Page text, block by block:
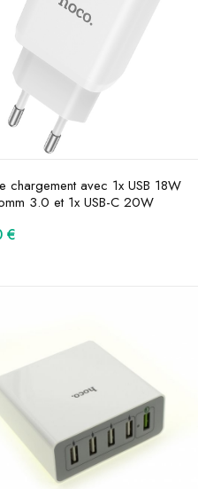
chargement avec 1x USB 18W
3.0 et 1x USB-C 20W
€